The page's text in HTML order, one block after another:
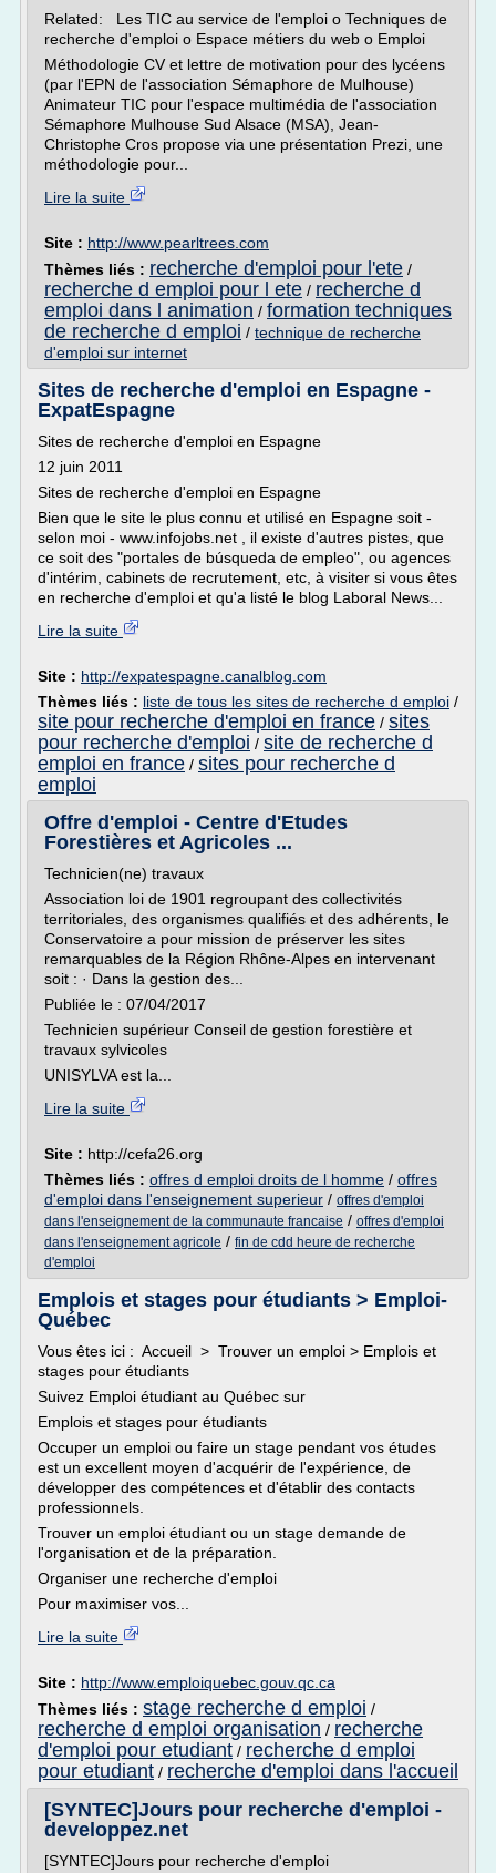
Related: Les TIC au service de l'emploi o Techniques de
recherche d'emploi o Espace métiers du web o Emploi
Méthodologie CV et lettre de motivation pour des lycéens
(par l'EPN de l'association Sémaphore de Mulhouse)
Animateur TIC pour l'espace multimédia de l'association
Sémaphore Mulhouse Sud Alsace (MSA), Jean-
Christophe Cros propose via une présentation Prezi, une
méthodologie pour...
Lire la suite
Site : http://www.pearltrees.com
Thèmes liés : recherche d'emploi pour l'ete /
recherche d emploi pour l ete / recherche d
emploi dans l animation / formation techniques
de recherche d emploi / technique de recherche
d'emploi sur internet
Sites de recherche d'emploi en Espagne -
ExpatEspagne
Sites de recherche d'emploi en Espagne
12 juin 2011
Sites de recherche d'emploi en Espagne
Bien que le site le plus connu et utilisé en Espagne soit -
selon moi - www.infojobs.net , il existe d'autres pistes, que
ce soit des "portales de búsqueda de empleo", ou agences
d'intérim, cabinets de recrutement, etc, à visiter si vous êtes
en recherche d'emploi et qu'a listé le blog Laboral News...
Lire la suite
Site : http://expatespagne.canalblog.com
Thèmes liés : liste de tous les sites de recherche d emploi /
site pour recherche d'emploi en france / sites
pour recherche d'emploi / site de recherche d
emploi en france / sites pour recherche d
emploi
Offre d'emploi - Centre d'Etudes
Forestières et Agricoles ...
Technicien(ne) travaux
Association loi de 1901 regroupant des collectivités
territoriales, des organismes qualifiés et des adhérents, le
Conservatoire a pour mission de préserver les sites
remarquables de la Région Rhône-Alpes en intervenant
soit : · Dans la gestion des...
Publiée le : 07/04/2017
Technicien supérieur Conseil de gestion forestière et
travaux sylvicoles
UNISYLVA est la...
Lire la suite
Site : http://cefa26.org
Thèmes liés : offres d emploi droits de l homme / offres
d'emploi dans l'enseignement superieur / offres d'emploi
dans l'enseignement de la communaute francaise / offres d'emploi
dans l'enseignement agricole / fin de cdd heure de recherche
d'emploi
Emplois et stages pour étudiants > Emploi-
Québec
Vous êtes ici : Accueil > Trouver un emploi > Emplois et
stages pour étudiants
Suivez Emploi étudiant au Québec sur
Emplois et stages pour étudiants
Occuper un emploi ou faire un stage pendant vos études
est un excellent moyen d'acquérir de l'expérience, de
développer des compétences et d'établir des contacts
professionnels.
Trouver un emploi étudiant ou un stage demande de
l'organisation et de la préparation.
Organiser une recherche d'emploi
Pour maximiser vos...
Lire la suite
Site : http://www.emploiquebec.gouv.qc.ca
Thèmes liés : stage recherche d emploi /
recherche d emploi organisation / recherche
d'emploi pour etudiant / recherche d emploi
pour etudiant / recherche d'emploi dans l'accueil
[SYNTEC]Jours pour recherche d'emploi -
developpez.net
[SYNTEC]Jours pour recherche d'emploi